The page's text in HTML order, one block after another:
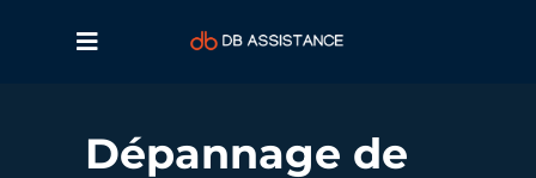
Dépannage de